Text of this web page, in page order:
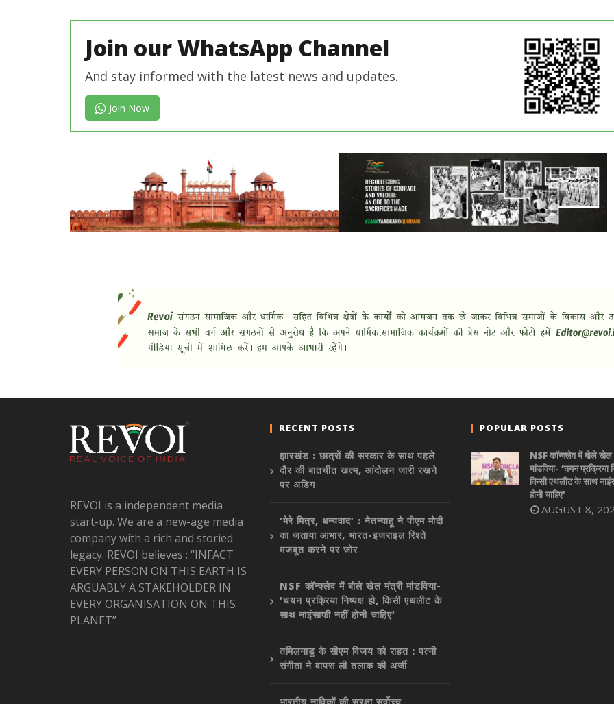
Join our WhatsApp Channel
And stay informed with the latest news and updates.
Join Now
REVOI is a independent media
start-up. We are a new-age media
company with a rich and storied
legacy. REVOI believes : “INFACT
EVERY PERSON ON THIS EARTH IS
ARGUABLY A STAKEHOLDER IN
EVERY ORGANISATION ON THIS
PLANET”
RECENT POSTS
झारखंड : छात्रों की सरकार के साथ पहले
दौर की बातचीत खत्म, आंदोलन जारी रखने
पर अडिग
‘मेरे मित्र, धन्यवाद’ : नेतन्याहू ने पीएम मोदी
का जताया आभार, भारत-इजराइल रिश्ते
मजबूत करने पर जोर
NSF कॉन्क्लेव में बोले खेल मंत्री मांडविया-
‘चयन प्रक्रिया निष्पक्ष हो, किसी एथलीट के
साथ नाइंसाफी नहीं होनी चाहिए’
तमिलनाडु के सीएम विजय को राहत : पत्नी
संगीता ने वापस ली तलाक की अर्जी
POPULAR POSTS
NSF कॉन्क्लेव में बोले खेल
मांडविया- ‘चयन प्रक्रिया
किसी एथलीट के साथ
होनी चाहिए’
AUGUST 8,